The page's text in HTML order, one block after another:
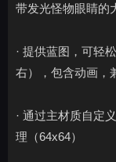
带发光怪物眼睛的
· 提供蓝图，可轻
右），包含动画，
· 通过主材质自定
理（64x64）